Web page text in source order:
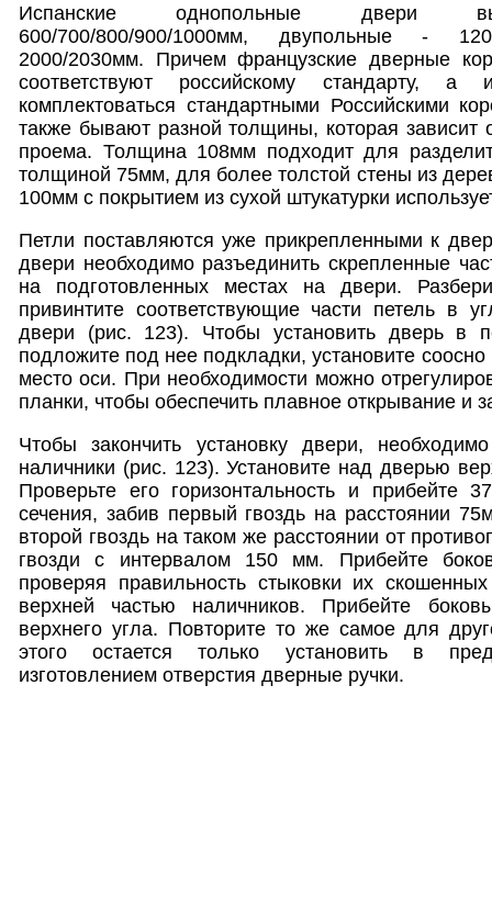
Испанские однопольные двери
600/700/800/900/1000мм, двупольные -
2000/2030мм. Причем французские дверные
соответствуют российскому стандарту, а
комплектоваться стандартными Российскими
также бывают разной толщины, которая зависит
проема. Толщина 108мм подходит для
толщиной 75мм, для более толстой стены из
100мм с покрытием из сухой штукатурки
Петли поставляются уже прикрепленными к
двери необходимо разъединить скрепленные
на подготовленных местах на двери.
привинтите соответствующие части петель в
двери (рис. 123). Чтобы установить дверь в
подложите под нее подкладки, установите соосно
место оси. При необходимости можно
планки, чтобы обеспечить плавное открывание и
Чтобы закончить установку двери,
наличники (рис. 123). Установите над дверью
Проверьте его горизонтальность и прибейте
сечения, забив первый гвоздь на расстоянии
второй гвоздь на таком же расстоянии от
гвозди с интервалом 150 мм. Прибейте
проверяя правильность стыковки их
верхней частью наличников. Прибейте
верхнего угла. Повторите то же самое для
этого остается только установить в
изготовлением отверстия дверные ручки.